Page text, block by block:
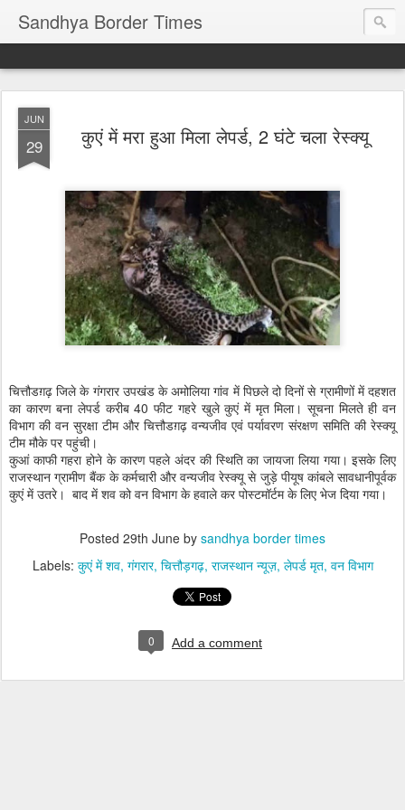
Sandhya Border Times
JUN
29 कुएं में मरा हुआ मिला लेपर्ड, 2 घंटे चला रेस्क्यू
चित्तौडग़ढ़ जिले के गंगरार उपखंड के अमोलिया गांव में पिछले दो दिनों से ग्रामीणों में दहशत
का कारण बना लेपर्ड करीब 40 फीट गहरे खुले कुएं में मृत मिला। सूचना मिलते ही वन
विभाग की वन सुरक्षा टीम और चित्तौडग़ढ़ वन्यजीव एवं पर्यावरण संरक्षण समिति की रेस्क्यू
टीम मौके पर पहुंची।
कुआं काफी गहरा होने के कारण पहले अंदर की स्थिति का जायजा लिया गया। इसके लिए
राजस्थान ग्रामीण बैंक के कर्मचारी और वन्यजीव रेस्क्यू से जुड़े पीयूष कांबले सावधानीपूर्वक
कुएं में उतरे। बाद में शव को वन विभाग के हवाले कर पोस्टमॉर्टम के लिए भेज दिया गया।
Posted 29th June by sandhya border times
Labels: कुएं में शव गंगरार चित्तौड़गढ़ राजस्थान न्यूज़ लेपर्ड मृत वन विभाग
0 Add a comment